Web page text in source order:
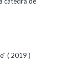
( 2019 )